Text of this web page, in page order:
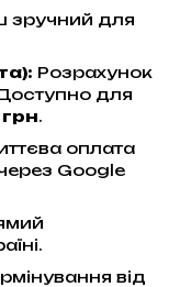
зручний для
Розрахунок
для
.
оплата
Google
від